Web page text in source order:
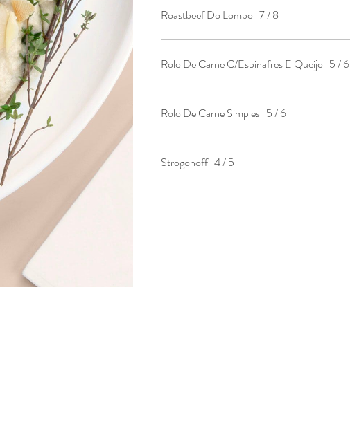
Roastbeef Do Lombo | 7 / 8
Rolo De Carne C/Espinafres E Queijo | 5 / 6
Rolo De Carne Simples | 5 / 6
Strogonoff | 4 / 5